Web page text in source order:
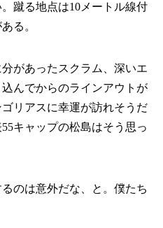
蹴る地点は10メートル線付
る。
があったスクラム、深いエ
んでからのラインアウトが
リアスに幸運が訪れそうだ
キャップの松島はそう思っ
のは意外だな、と。僕たち